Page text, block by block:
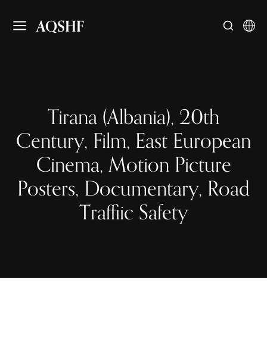
AQSHF
Tirana (Albania), 20th
Century, Film, East European
Cinema, Motion Picture
Posters, Documentary, Road
Traffiic Safety